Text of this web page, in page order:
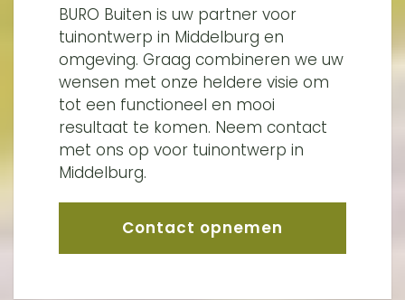
BURO Buiten is uw partner voor
tuinontwerp in Middelburg en
omgeving. Graag combineren we uw
wensen met onze heldere visie om
tot een functioneel en mooi
resultaat te komen. Neem contact
met ons op voor tuinontwerp in
Middelburg.
Contact opnemen